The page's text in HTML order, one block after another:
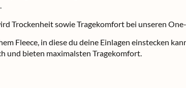
Trockenheit sowie Tragekomfort bei unseren
Fleece, in diese du deine Einlagen einstecken
und bieten maximalsten Tragekomfort.